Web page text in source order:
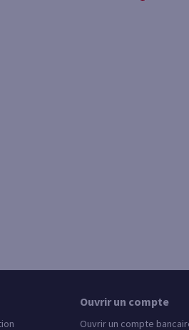
Ouvrir un compte
Ouvrir un compte